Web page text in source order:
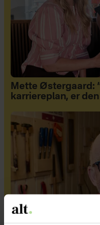
Mette Østergaard:
karriereplan, er